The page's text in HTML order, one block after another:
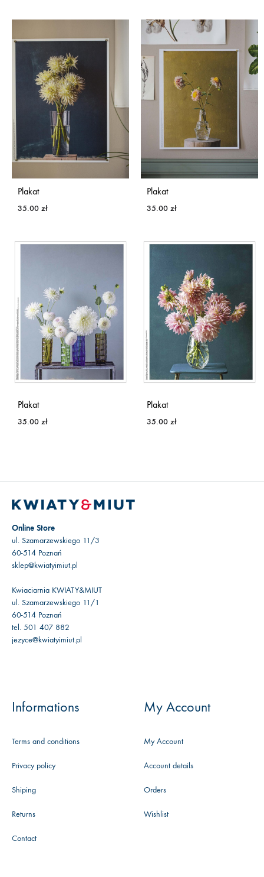
Plakat
35.00 zł
Plakat
35.00 zł
Plakat
35.00 zł
Plakat
35.00 zł
Online Store
ul. Szamarzewskiego 11/3
60-514 Poznań
sklep@kwiatyimiut.pl
Kwiaciarnia KWIATY&MIUT
ul. Szamarzewskiego 11/1
60-514 Poznań
tel. 501 407 882
jezyce@kwiatyimiut.pl
Informations
Terms and conditions
Privacy policy
Shiping
Returns
Contact
My Account
My Account
Account details
Orders
Wishlist